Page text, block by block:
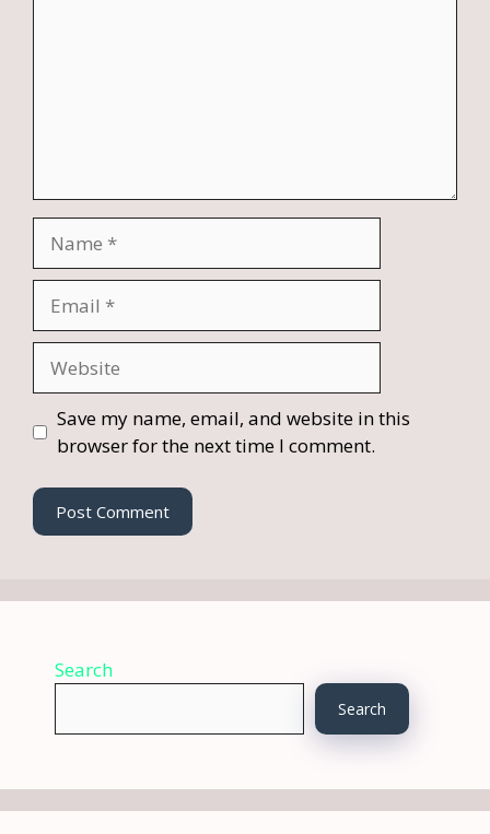
Save my name, email, and website in this
browser for the next time I comment.
Search
Search